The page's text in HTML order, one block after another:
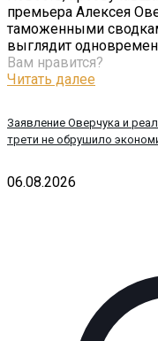
Заявление Оверчука и
трети не обрушило
премьера Алексея
таможенными
выглядит
Вам нравится?
Читать далее
06.08.2026